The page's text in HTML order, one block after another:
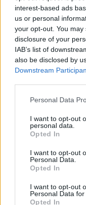
interest-based ads
us or personal
your opt-out. You
disclosure of your
IAB’s list of
also be disclosed by
Downstream
Please note that this
not limited to your
grant or deny
use your data for
consent section.
Personal Data
I want to opt-out
personal data.
Opted In
I want to opt-out
Personal Data.
Opted In
I want to opt-out
Personal Data for
Opted In
megrázó
Gaál Zoltán
központi
átmeneti
melegedőkben
felkereste a